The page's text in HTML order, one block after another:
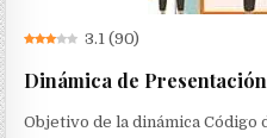
3.1 (90)
Dinámica de Presentación
Objetivo de la dinámica Código